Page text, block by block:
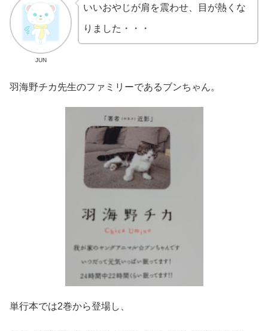
JUN
いいおやじが肩を震わせ、目が熱くな
りました・・・
羽海野チカ先生のファミリーであるブンちゃん。
単行本では2巻から登場し、